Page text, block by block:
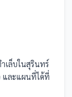
เล็บในสุรินทร์
และแผนที่ได้ที่